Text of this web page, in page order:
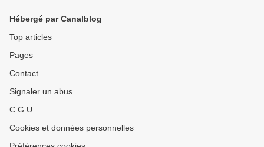
Hébergé par Canalblog
Top articles
Pages
Contact
Signaler un abus
C.G.U.
Cookies et données personnelles